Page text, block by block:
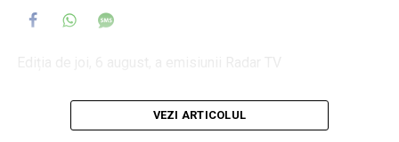
invitat: Ioan Cănărău, președintele sindicatului EUROPOL
VEZI ARTICOLUL